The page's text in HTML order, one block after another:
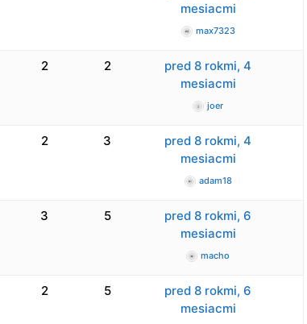
mesiacmi
max7323
2 2
pred 8 rokmi, 4
mesiacmi
joer
2 3
pred 8 rokmi, 4
mesiacmi
adam18
3 5
pred 8 rokmi, 6
mesiacmi
macho
2 5
pred 8 rokmi, 6
mesiacmi